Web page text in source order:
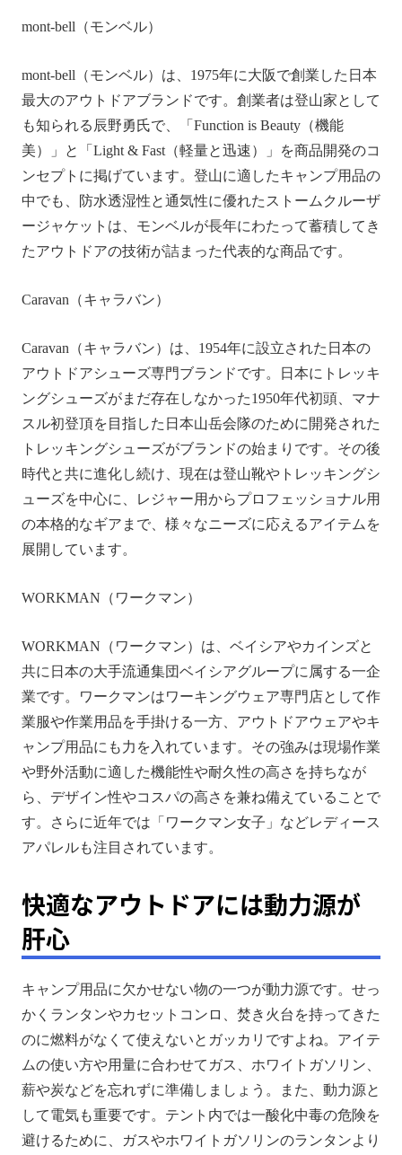
mont-bell（モンベル）
mont-bell（モンベル）は、1975年に大阪で創業した日本
最大のアウトドアブランドです。創業者は登山家として
も知られる辰野勇氏で、「Function is Beauty（機能
美）」と「Light & Fast（軽量と迅速）」を商品開発のコ
ンセプトに掲げています。登山に適したキャンプ用品の
中でも、防水透湿性と通気性に優れたストームクルーザ
ージャケットは、モンベルが長年にわたって蓄積してき
たアウトドアの技術が詰まった代表的な商品です。
Caravan（キャラバン）
Caravan（キャラバン）は、1954年に設立された日本の
アウトドアシューズ専門ブランドです。日本にトレッキ
ングシューズがまだ存在しなかった1950年代初頭、マナ
スル初登頂を目指した日本山岳会隊のために開発された
トレッキングシューズがブランドの始まりです。その後
時代と共に進化し続け、現在は登山靴やトレッキングシ
ューズを中心に、レジャー用からプロフェッショナル用
の本格的なギアまで、様々なニーズに応えるアイテムを
展開しています。
WORKMAN（ワークマン）
WORKMAN（ワークマン）は、ベイシアやカインズと
共に日本の大手流通集団ベイシアグループに属する一企
業です。ワークマンはワーキングウェア専門店として作
業服や作業用品を手掛ける一方、アウトドアウェアやキ
ャンプ用品にも力を入れています。その強みは現場作業
や野外活動に適した機能性や耐久性の高さを持ちなが
ら、デザイン性やコスパの高さを兼ね備えていることで
す。さらに近年では「ワークマン女子」などレディース
アパレルも注目されています。
快適なアウトドアには動力源が
肝心
キャンプ用品に欠かせない物の一つが動力源です。せっ
かくランタンやカセットコンロ、焚き火台を持ってきた
のに燃料がなくて使えないとガッカリですよね。アイテ
ムの使い方や用量に合わせてガス、ホワイトガソリン、
薪や炭などを忘れずに準備しましょう。また、動力源と
して電気も重要です。テント内では一酸化中毒の危険を
避けるために、ガスやホワイトガソリンのランタンより